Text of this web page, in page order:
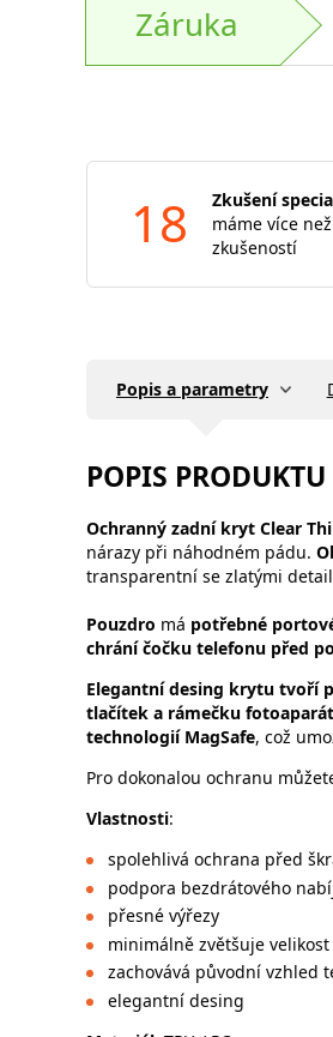
Záruka
18
Zkušení
máme více
zkušeností
Popis a parametry
POPIS PRODUKTU
Ochranný zadní kryt Clear
nárazy při náhodném pádu.
transparentní se zlatými
Pouzdro má potřebné
chrání čočku telefonu před
Elegantní desing krytu tvoří
tlačítek a rámečku
technologií MagSafe, což
Pro dokonalou ochranu
Vlastnosti:
spolehlivá ochrana před
podpora bezdrátového
přesné výřezy
minimálně zvětšuje
zachovává původní vzhled
elegantní desing